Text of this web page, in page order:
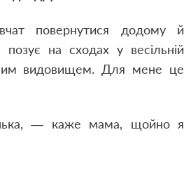
повернутися додому й
на сходах у весільній
видовищем. Для мене це
— каже мама, щойно я